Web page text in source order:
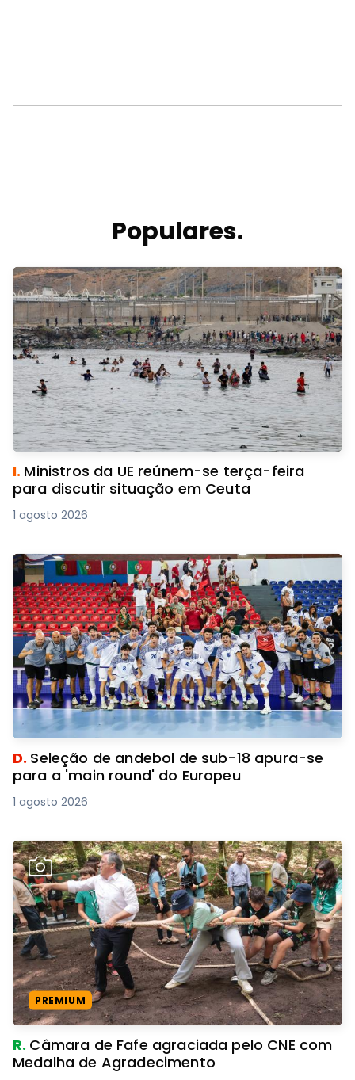
Populares.
I. Ministros da UE reúnem-se terça-feira
para discutir situação em Ceuta
1 agosto 2026
D. Seleção de andebol de sub-18 apura-se
para a 'main round' do Europeu
1 agosto 2026
PREMIUM
R. Câmara de Fafe agraciada pelo CNE com
Medalha de Agradecimento